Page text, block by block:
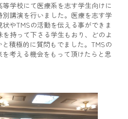
等学校にて医療系を志す学生向けに
講演を行いました。医療を志す学
やTMSの活動を伝える事ができま
を持って下さる学生もおり、どのよ
積極的に質問もでました。TMSの
考える機会をもって頂けたらと思